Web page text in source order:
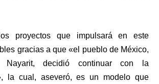
proyectos que impulsará en este
gracias a que «el pueblo de México,
decidió continuar con la
la cual, aseveró, es un modelo que